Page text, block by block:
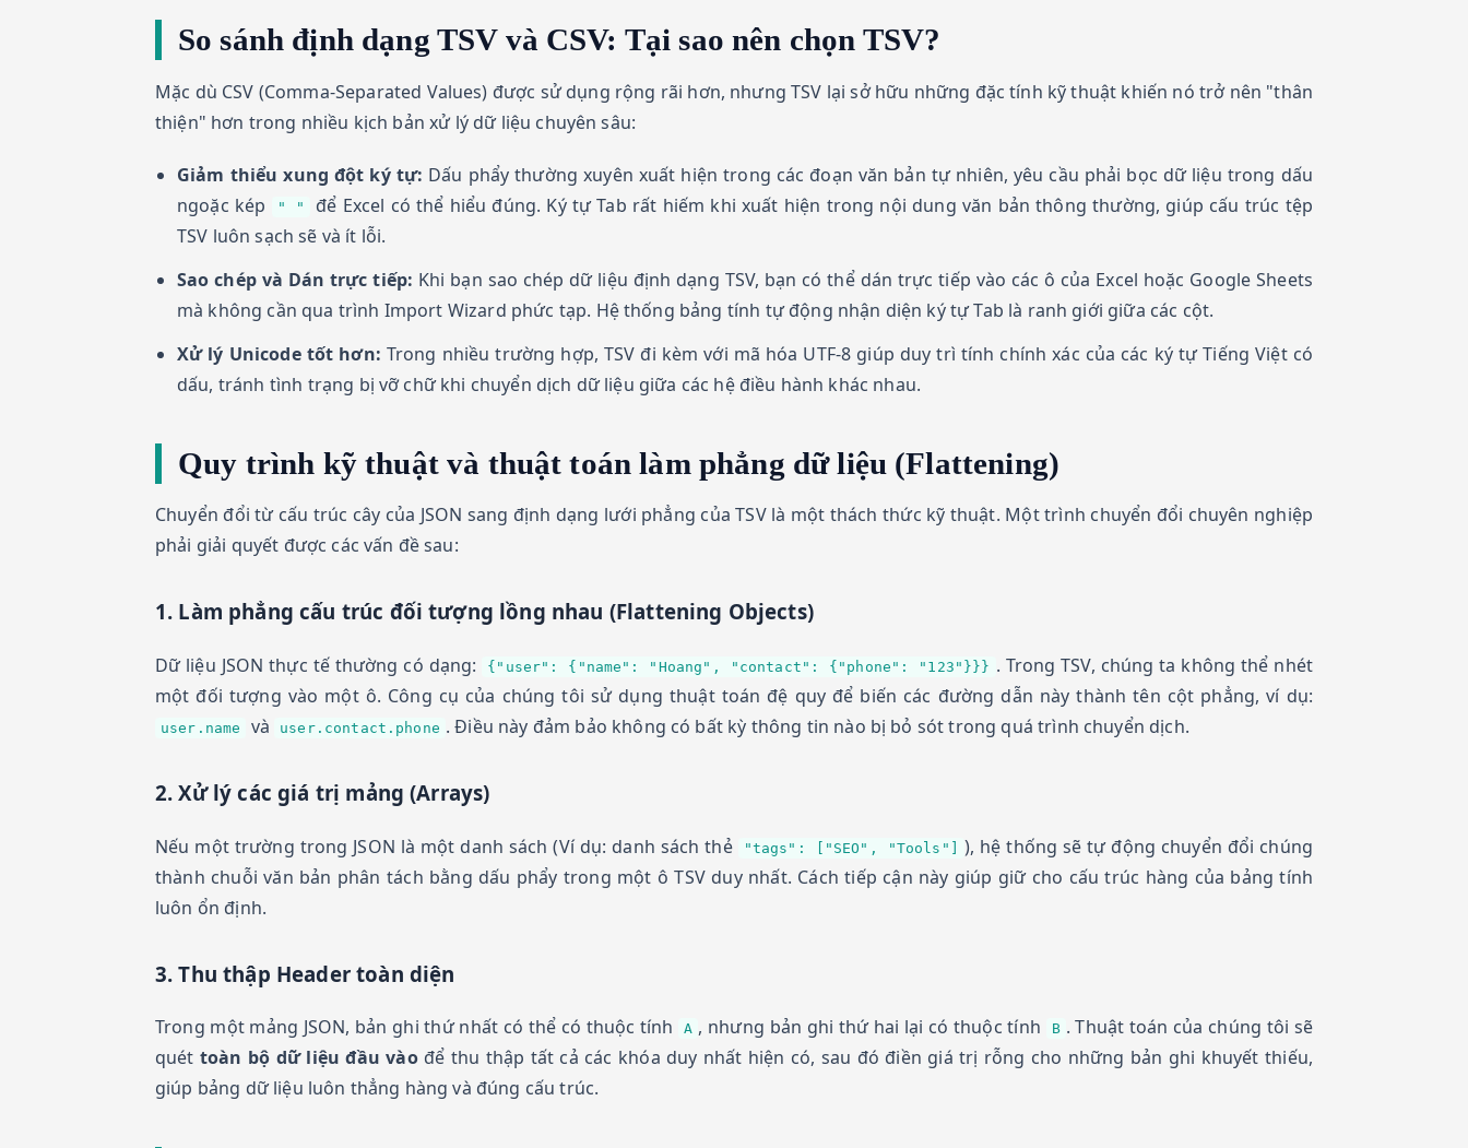
So sánh định dạng TSV và CSV: Tại sao nên chọn TSV?
Mặc dù CSV (Comma-Separated Values) được sử dụng rộng rãi hơn, nhưng TSV lại sở hữu những đặc tính kỹ thuật khiến nó trở nên "thân
thiện" hơn trong nhiều kịch bản xử lý dữ liệu chuyên sâu:
Giảm thiểu xung đột ký tự: Dấu phẩy thường xuyên xuất hiện trong các đoạn văn bản tự nhiên, yêu cầu phải bọc dữ liệu trong dấu
ngoặc kép
" "
để Excel có thể hiểu đúng. Ký tự Tab rất hiếm khi xuất hiện trong nội dung văn bản thông thường, giúp cấu trúc tệp
TSV luôn sạch sẽ và ít lỗi.
Sao chép và Dán trực tiếp: Khi bạn sao chép dữ liệu định dạng TSV, bạn có thể dán trực tiếp vào các ô của Excel hoặc Google Sheets
mà không cần qua trình Import Wizard phức tạp. Hệ thống bảng tính tự động nhận diện ký tự Tab là ranh giới giữa các cột.
Xử lý Unicode tốt hơn: Trong nhiều trường hợp, TSV đi kèm với mã hóa UTF-8 giúp duy trì tính chính xác của các ký tự Tiếng Việt có
dấu, tránh tình trạng bị vỡ chữ khi chuyển dịch dữ liệu giữa các hệ điều hành khác nhau.
Quy trình kỹ thuật và thuật toán làm phẳng dữ liệu (Flattening)
Chuyển đổi từ cấu trúc cây của JSON sang định dạng lưới phẳng của TSV là một thách thức kỹ thuật. Một trình chuyển đổi chuyên nghiệp
phải giải quyết được các vấn đề sau:
1. Làm phẳng cấu trúc đối tượng lồng nhau (Flattening Objects)
Dữ liệu JSON thực tế thường có dạng: {"user": {"name": "Hoang", "contact": {"phone": "123"}}} . Trong TSV, chúng ta không thể nhét
một đối tượng vào một ô. Công cụ của chúng tôi sử dụng thuật toán đệ quy để biến các đường dẫn này thành tên cột phẳng, ví dụ:
user.name và user.contact.phone . Điều này đảm bảo không có bất kỳ thông tin nào bị bỏ sót trong quá trình chuyển dịch.
2. Xử lý các giá trị mảng (Arrays)
Nếu một trường trong JSON là một danh sách (Ví dụ: danh sách thẻ "tags": ["SEO", "Tools"] ), hệ thống sẽ tự động chuyển đổi chúng
thành chuỗi văn bản phân tách bằng dấu phẩy trong một ô TSV duy nhất. Cách tiếp cận này giúp giữ cho cấu trúc hàng của bảng tính
luôn ổn định.
3. Thu thập Header toàn diện
Trong một mảng JSON, bản ghi thứ nhất có thể có thuộc tính A , nhưng bản ghi thứ hai lại có thuộc tính B . Thuật toán của chúng tôi sẽ
quéttoàn bộ dữ liệu đầu vàođể thu thập tất cả các khóa duy nhất hiện có, sau đó điền giá trị rỗng cho những bản ghi khuyết thiếu,
giúp bảng dữ liệu luôn thẳng hàng và đúng cấu trúc.